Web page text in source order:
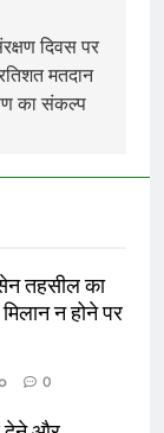
दिवस पर
मतदान
का संकल्प
तहसील का
न होने पर
0